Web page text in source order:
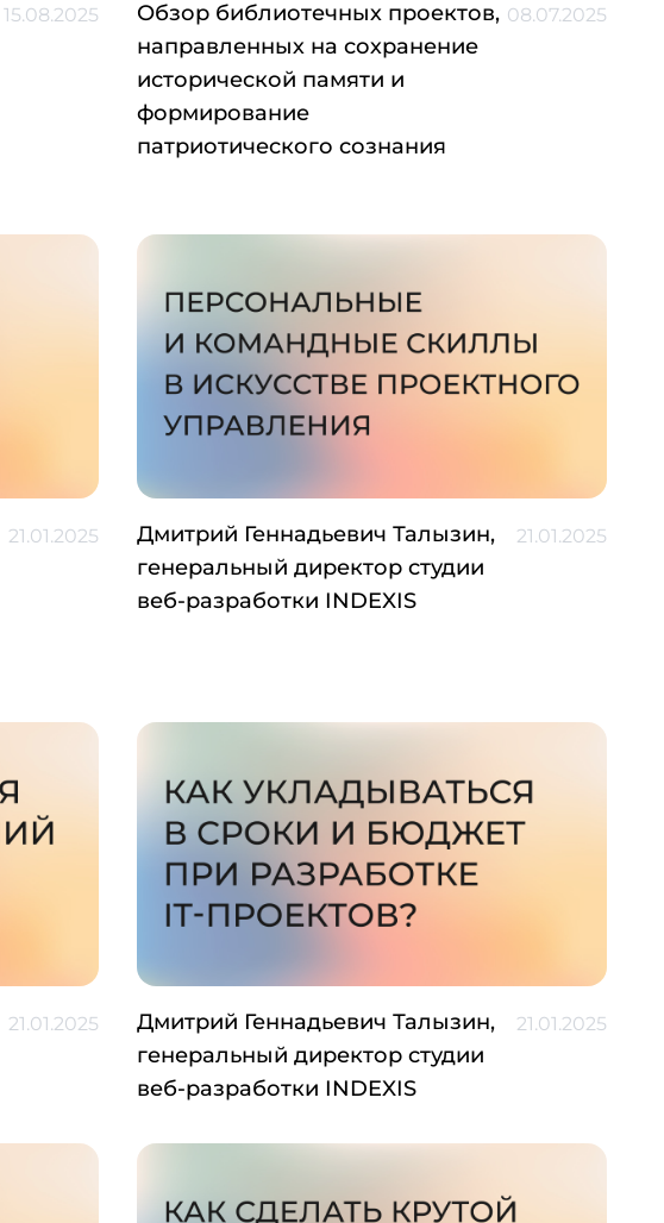
15.08.2025
Обзор библиотечных проектов,
направленных на сохранение
исторической памяти и
формирование
патриотического сознания
08.07.2025
21.01.2025
Дмитрий Геннадьевич Талызин,
генеральный директор студии
веб-разработки INDEXIS
21.01.2025
21.01.2025
Дмитрий Геннадьевич Талызин,
генеральный директор студии
веб-разработки INDEXIS
21.01.2025